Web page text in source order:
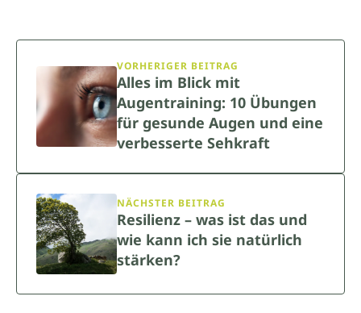
VORHERIGER BEITRAG
Alles im Blick mit
Augentraining: 10 Übungen
für gesunde Augen und eine
verbesserte Sehkraft
NÄCHSTER BEITRAG
Resilienz – was ist das und
wie kann ich sie natürlich
stärken?